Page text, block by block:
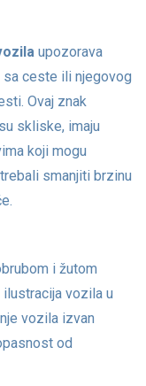
upozorava
ceste ili njegovog
Ovaj znak
skliske, imaju
koji mogu
smanjiti brzinu
i žutom
ilustracija vozila u
vozila izvan
od